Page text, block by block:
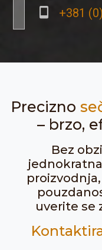
+381
Precizno
– brzo,
Bez
uverite se